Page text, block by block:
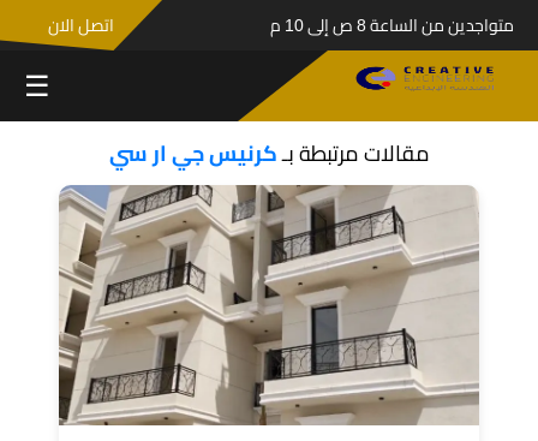
متواجدين من الساعة 8 ص إلى 10 م اتصل الان
☰
مقالات مرتبطة بـكرنيس جي ار سي